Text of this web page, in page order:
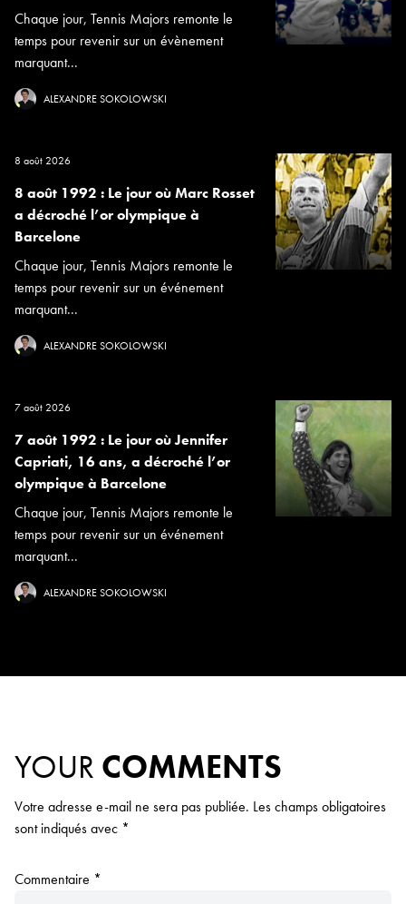
Chaque jour, Tennis Majors remonte le
temps pour revenir sur un évènement
marquant...
ALEXANDRE SOKOLOWSKI
8 août 2026
8 août 1992 : Le jour où Marc Rosset
a décroché l’or olympique à
Barcelone
Chaque jour, Tennis Majors remonte le
temps pour revenir sur un événement
marquant...
ALEXANDRE SOKOLOWSKI
7 août 2026
7 août 1992 : Le jour où Jennifer
Capriati, 16 ans, a décroché l’or
olympique à Barcelone
Chaque jour, Tennis Majors remonte le
temps pour revenir sur un événement
marquant...
ALEXANDRE SOKOLOWSKI
YOUR COMMENTS
Votre adresse e-mail ne sera pas publiée. Les champs obligatoires
sont indiqués avec *
Commentaire *